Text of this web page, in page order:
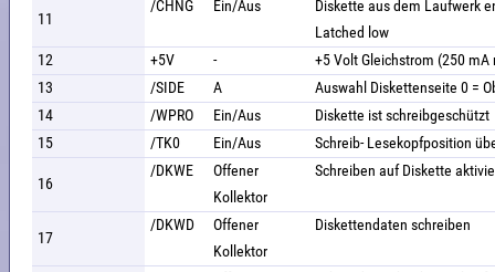
11
/CHNG Ein/Aus
Diskette aus dem Laufwerk
Latched low
12
+5V -
+5 Volt Gleichstrom (250
13
/SIDE A
Auswahl Diskettenseite 0 =
14
/WPRO Ein/Aus
Diskette ist schreibgeschützt
15
/TK0 Ein/Aus Schreib- Lesekopfposition
16
/DKWE
Offener
Kollektor
Schreiben auf Diskette
17
/DKWD
Offener
Kollektor
Diskettendaten schreiben